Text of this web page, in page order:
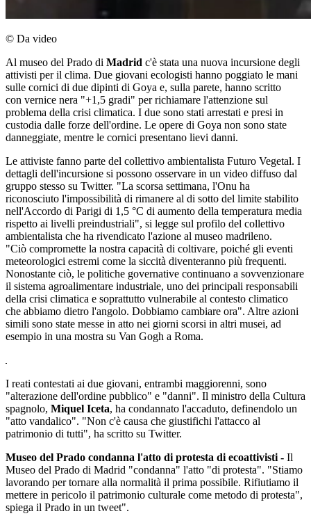
© Da video
Al museo del Prado di Madrid c'è stata una nuova incursione degli
attivisti per il clima. Due giovani ecologisti hanno poggiato le mani
sulle cornici di due dipinti di Goya e, sulla parete, hanno scritto
con vernice nera "+1,5 gradi" per richiamare l'attenzione sul
problema della crisi climatica. I due sono stati arrestati e presi in
custodia dalle forze dell'ordine. Le opere di Goya non sono state
danneggiate, mentre le cornici presentano lievi danni.
Le attiviste fanno parte del collettivo ambientalista Futuro Vegetal. I
dettagli dell'incursione si possono osservare in un video diffuso dal
gruppo stesso su Twitter. "La scorsa settimana, l'Onu ha
riconosciuto l'impossibilità di rimanere al di sotto del limite stabilito
nell'Accordo di Parigi di 1,5 °C di aumento della temperatura media
rispetto ai livelli preindustriali", si legge sul profilo del collettivo
ambientalista che ha rivendicato l'azione al museo madrileno.
"Ciò compromette la nostra capacità di coltivare, poiché gli eventi
meteorologici estremi come la siccità diventeranno più frequenti.
Nonostante ciò, le politiche governative continuano a sovvenzionare
il sistema agroalimentare industriale, uno dei principali responsabili
della crisi climatica e soprattutto vulnerabile al contesto climatico
che abbiamo dietro l'angolo. Dobbiamo cambiare ora". Altre azioni
simili sono state messe in atto nei giorni scorsi in altri musei, ad
esempio in una mostra su Van Gogh a Roma.
I reati contestati ai due giovani, entrambi maggiorenni, sono
"alterazione dell'ordine pubblico" e "danni". Il ministro della Cultura
spagnolo, Miquel Iceta, ha condannato l'accaduto, definendolo un
"atto vandalico". "Non c'è causa che giustifichi l'attacco al
patrimonio di tutti", ha scritto su Twitter.
Museo del Prado condanna l'atto di protesta di ecoattivisti - Il
Museo del Prado di Madrid "condanna" l'atto "di protesta". "Stiamo
lavorando per tornare alla normalità il prima possibile. Rifiutiamo il
mettere in pericolo il patrimonio culturale come metodo di protesta",
spiega il Prado in un tweet".